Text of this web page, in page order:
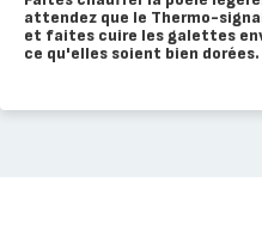
attendez que le Thermo-
et faites cuire les galettes
ce qu'elles soient bien dorées.